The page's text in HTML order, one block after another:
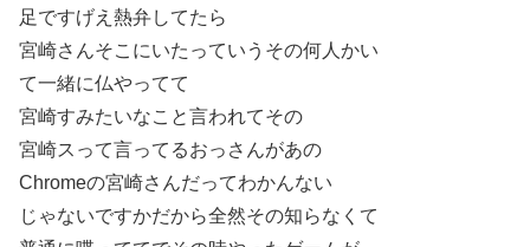
足ですげえ熱弁してたら
宮崎さんそこにいたっていうその何人かい
て一緒に仏やってて
宮崎すみたいなこと言われてその
宮崎スって言ってるおっさんがあの
Chromeの宮崎さんだってわかんない
じゃないですかだから全然その知らなくて